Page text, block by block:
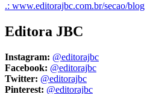
.: www.editorajbc.com.br/secao/blog
Editora JBC
Instagram: @editorajbc
Facebook: @editorajbc
Twitter: @editorajbc
Pinterest: @editorajbc